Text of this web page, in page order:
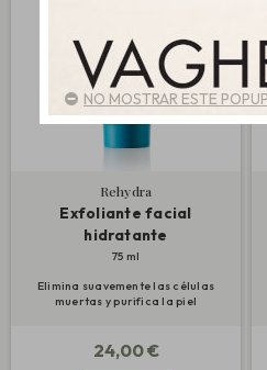
Rehydra
Exfoliante facial
hidratante
75 ml
Elimina suavemente las células
muertas y purifica la piel
24,00 €
NO MOSTRAR ESTE